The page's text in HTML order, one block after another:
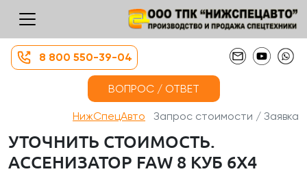
8 800 550-39-04
ВОПРОС / ОТВЕТ
НижСпецАвто Запрос стоимости / Заявка
УТОЧНИТЬ СТОИМОСТЬ.
АССЕНИЗАТОР FAW 8 КУБ 6Х4